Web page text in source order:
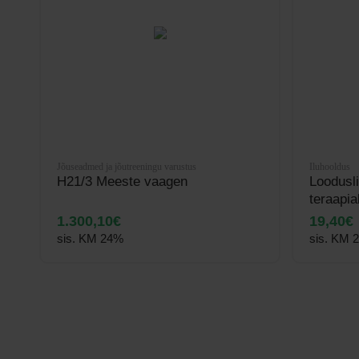
H21/3 Meeste vaagen
1.300,10€
sis. KM 24%
19,40€
sis. KM